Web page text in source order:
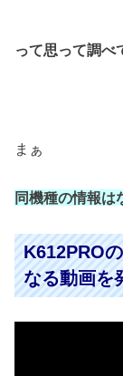
って思って調べ
まぁ
同機種の情報は
K612PRO
なる動画を